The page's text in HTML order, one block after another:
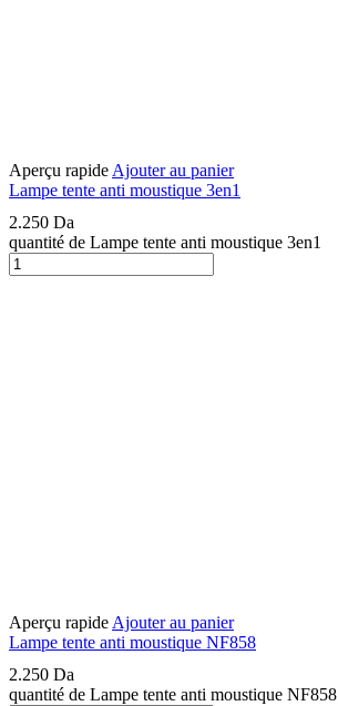
Aperçu rapide Ajouter au panier
Lampe tente anti moustique 3en1
2.250 Da
quantité de Lampe tente anti moustique 3en1
Aperçu rapide Ajouter au panier
Lampe tente anti moustique NF858
2.250 Da
quantité de Lampe tente anti moustique NF858